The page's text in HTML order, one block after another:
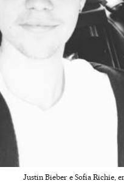
Justin Bieber e Sofia Richie,